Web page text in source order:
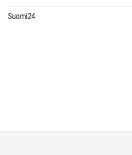
Suomi24